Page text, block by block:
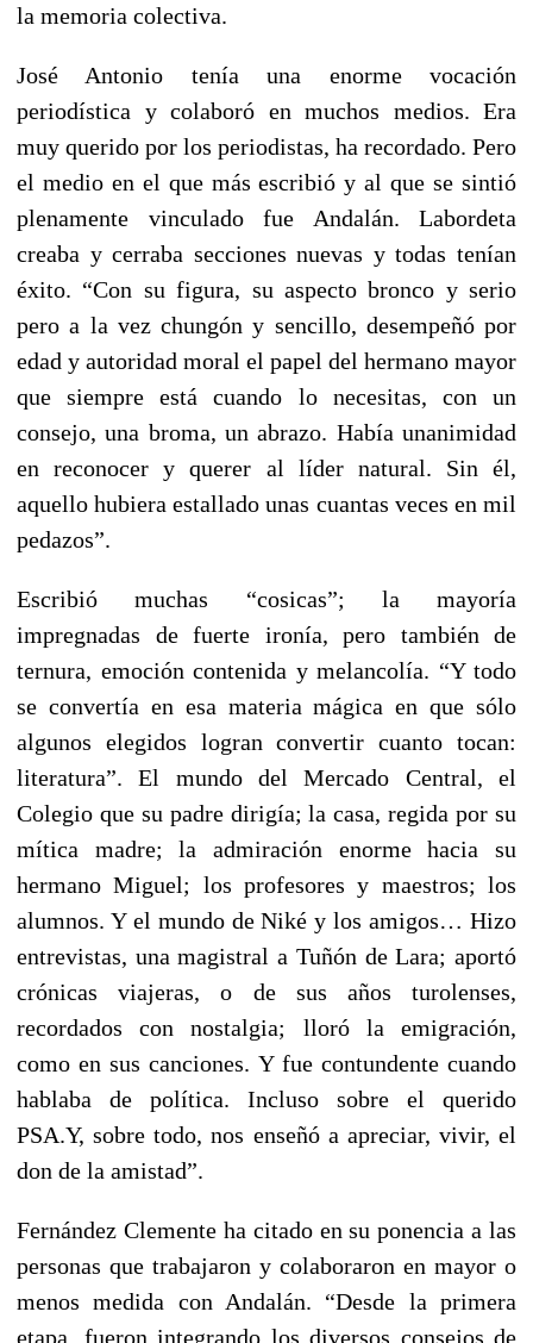
la memoria colectiva.
José Antonio tenía una enorme vocación
periodística y colaboró en muchos medios. Era
muy querido por los periodistas, ha recordado. Pero
el medio en el que más escribió y al que se sintió
plenamente vinculado fue Andalán. Labordeta
creaba y cerraba secciones nuevas y todas tenían
éxito. “Con su figura, su aspecto bronco y serio
pero a la vez chungón y sencillo, desempeñó por
edad y autoridad moral el papel del hermano mayor
que siempre está cuando lo necesitas, con un
consejo, una broma, un abrazo. Había unanimidad
en reconocer y querer al líder natural. Sin él,
aquello hubiera estallado unas cuantas veces en mil
pedazos”.
Escribió muchas “cosicas”; la mayoría
impregnadas de fuerte ironía, pero también de
ternura, emoción contenida y melancolía. “Y todo
se convertía en esa materia mágica en que sólo
algunos elegidos logran convertir cuanto tocan:
literatura”. El mundo del Mercado Central, el
Colegio que su padre dirigía; la casa, regida por su
mítica madre; la admiración enorme hacia su
hermano Miguel; los profesores y maestros; los
alumnos. Y el mundo de Niké y los amigos… Hizo
entrevistas, una magistral a Tuñón de Lara; aportó
crónicas viajeras, o de sus años turolenses,
recordados con nostalgia; lloró la emigración,
como en sus canciones. Y fue contundente cuando
hablaba de política. Incluso sobre el querido
PSA.Y, sobre todo, nos enseñó a apreciar, vivir, el
don de la amistad”.
Fernández Clemente ha citado en su ponencia a las
personas que trabajaron y colaboraron en mayor o
menos medida con Andalán. “Desde la primera
etapa, fueron integrando los diversos consejos de